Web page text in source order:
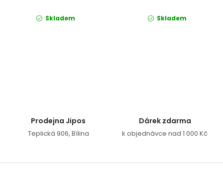
Skladem Skladem
Prodejna Jipos
Teplická 906, Bílina
Dárek zdarma
k objednávce nad 1 000 Kč